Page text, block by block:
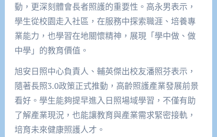
動，更深刻體會長者照護的重要性。高永男表示，
學生從校園走入社區，在服務中探索職涯、培養專
業能力，也學習在地關懷精神，展現「學中做、做
中學」的教育價值。
旭安日照中心負責人、輔英傑出校友潘照芬表示，
隨著長照3.0政策正式推動，高齡照護產業發展前景
看好。學生能夠提早進入日照場域學習，不僅有助
了解產業現況，也能讓教育與產業需求緊密接軌，
培育未來健康照護人才。